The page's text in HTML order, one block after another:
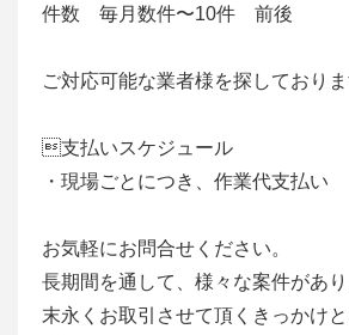
件数 毎月数件〜10件 前後
ご対応可能な業者様を探しておりま
支払いスケジュール
・現場ごとにつき、作業代支払い
お気軽にお問合せください。
長期間を通して、様々な案件があり
末永くお取引させて頂くきっかけ